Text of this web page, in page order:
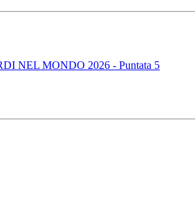
NEL MONDO 2026 - Puntata 5